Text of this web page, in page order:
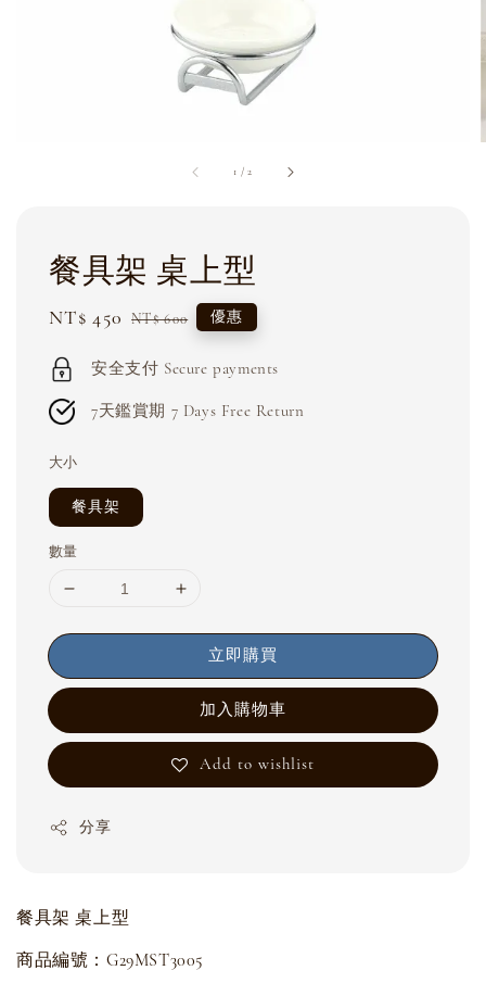
1 /2
餐具架 桌上型
Sale
NT$ 450 Regular
NT$ 600 優惠
安全支付 Secure payments
7天鑑賞期 7 Days Free Return
大小
餐具架
數量
立即購買
加入購物車
Add to wishlist
分享
餐具架 桌上型
商品編號：G29MST3005